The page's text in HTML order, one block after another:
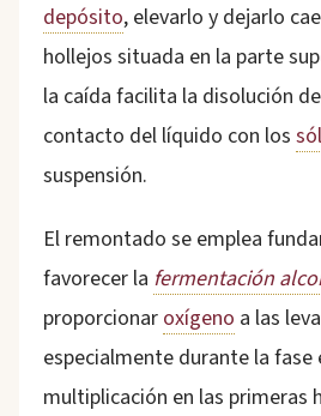
depósito, elevarlo y dejarlo
hollejos situada en la parte
la caída facilita la disolución
contacto del líquido con los
suspensión.
El remontado se emplea
favorecer la fermentación
proporcionar oxígeno a las
especialmente durante la fase
multiplicación en las primeras